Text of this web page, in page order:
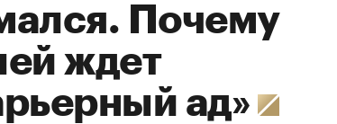
Почему
ждет
ад»